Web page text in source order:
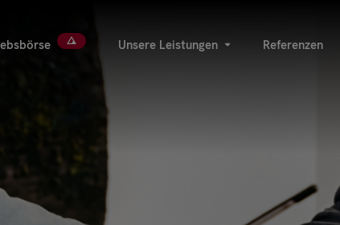
Unsere Leistungen Referenzen